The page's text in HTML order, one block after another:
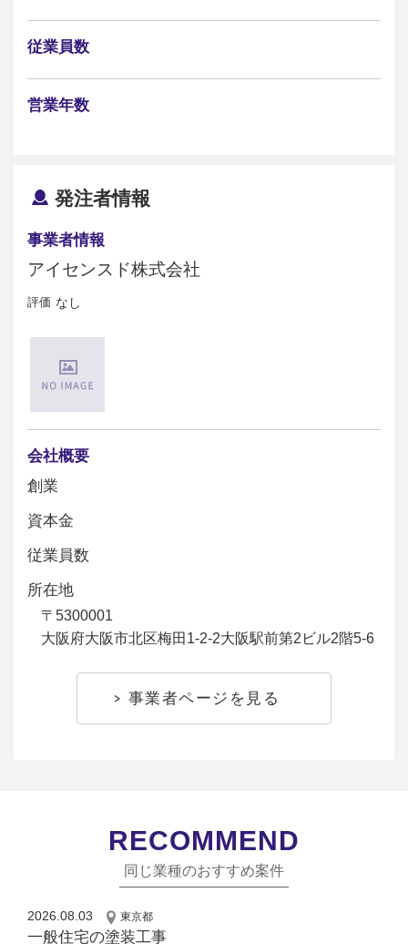
従業員数
営業年数
発注者情報
事業者情報
アイセンスド株式会社
評価 なし
会社概要
創業
資本金
従業員数
所在地
〒5300001
大阪府大阪市北区梅田1-2-2大阪駅前第2ビル2階5-6
事業者ページを見る
RECOMMEND
同じ業種のおすすめ案件
2026.08.03 東京都
一般住宅の塗装工事